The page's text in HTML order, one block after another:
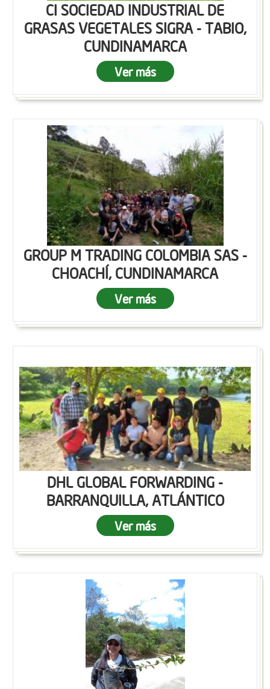
CI SOCIEDAD INDUSTRIAL DE
GRASAS VEGETALES SIGRA - TABIO,
CUNDINAMARCA
Ver más
GROUP M TRADING COLOMBIA SAS -
CHOACHÍ, CUNDINAMARCA
Ver más
DHL GLOBAL FORWARDING -
BARRANQUILLA, ATLÁNTICO
Ver más